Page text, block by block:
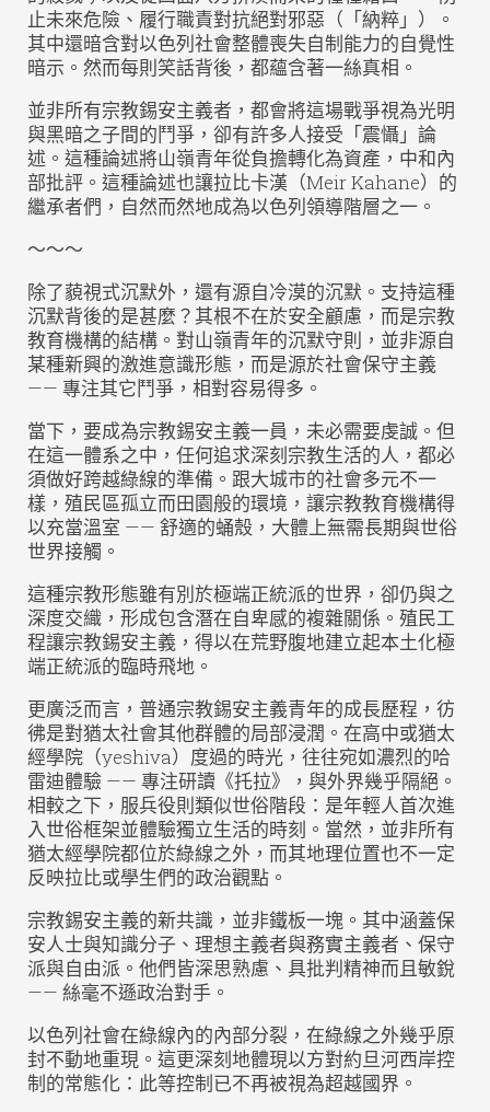
止未來危險、履行職責對抗絕對邪惡（「納粹」）。
其中還暗含對以色列社會整體喪失自制能力的自覺性
暗示。然而每則笑話背後，都蘊含著一絲真相。
並非所有宗教錫安主義者，都會將這場戰爭視為光明
與黑暗之子間的鬥爭，卻有許多人接受「震懾」論
述。這種論述將山嶺青年從負擔轉化為資產，中和內
部批評。這種論述也讓拉比卡漢（Meir Kahane）的
繼承者們，自然而然地成為以色列領導階層之一。
～～～
除了藐視式沉默外，還有源自冷漠的沉默。支持這種
沉默背後的是甚麼？其根不在於安全顧慮，而是宗教
教育機構的結構。對山嶺青年的沉默守則，並非源自
某種新興的激進意識形態，而是源於社會保守主義
—— 專注其它鬥爭，相對容易得多。
當下，要成為宗教錫安主義一員，未必需要虔誠。但
在這一體系之中，任何追求深刻宗教生活的人，都必
須做好跨越綠線的準備。跟大城市的社會多元不一
樣，殖民區孤立而田園般的環境，讓宗教教育機構得
以充當溫室 —— 舒適的蛹殼，大體上無需長期與世俗
世界接觸。
這種宗教形態雖有別於極端正統派的世界，卻仍與之
深度交織，形成包含潛在自卑感的複雜關係。殖民工
程讓宗教錫安主義，得以在荒野腹地建立起本土化極
端正統派的臨時飛地。
更廣泛而言，普通宗教錫安主義青年的成長歷程，彷
彿是對猶太社會其他群體的局部浸潤。在高中或猶太
經學院（yeshiva）度過的時光，往往宛如濃烈的哈
雷迪體驗 —— 專注研讀《托拉》，與外界幾乎隔絕。
相較之下，服兵役則類似世俗階段：是年輕人首次進
入世俗框架並體驗獨立生活的時刻。當然，並非所有
猶太經學院都位於綠線之外，而其地理位置也不一定
反映拉比或學生們的政治觀點。
宗教錫安主義的新共識，並非鐵板一塊。其中涵蓋保
安人士與知識分子、理想主義者與務實主義者、保守
派與自由派。他們皆深思熟慮、具批判精神而且敏銳
—— 絲毫不遜政治對手。
以色列社會在綠線內的內部分裂，在綠線之外幾乎原
封不動地重現。這更深刻地體現以方對約旦河西岸控
制的常態化：此等控制已不再被視為超越國界。